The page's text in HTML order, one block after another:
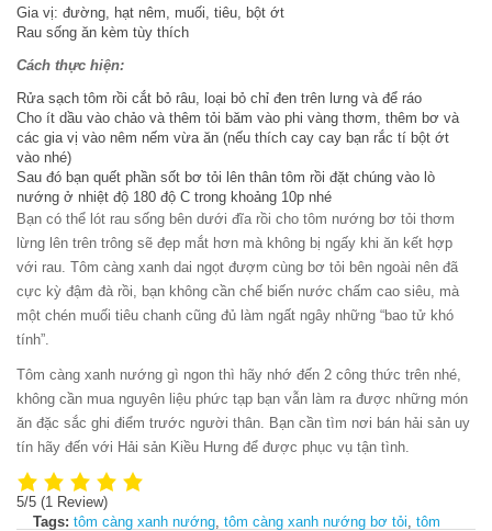
Gia vị: đường, hạt nêm, muối, tiêu, bột ớt
Rau sống ăn kèm tùy thích
Cách thực hiện:
Rửa sạch tôm rồi cắt bỏ râu, loại bỏ chỉ đen trên lưng và để ráo
Cho ít dầu vào chảo và thêm tỏi băm vào phi vàng thơm, thêm bơ và
các gia vị vào nêm nếm vừa ăn (nếu thích cay cay bạn rắc tí bột ớt
vào nhé)
Sau đó bạn quết phần sốt bơ tỏi lên thân tôm rồi đặt chúng vào lò
nướng ở nhiệt độ 180 độ C trong khoảng 10p nhé
Bạn có thể lót rau sống bên dưới đĩa rồi cho tôm nướng bơ tỏi thơm
lừng lên trên trông sẽ đẹp mắt hơn mà không bị ngấy khi ăn kết hợp
với rau. Tôm càng xanh dai ngọt đượm cùng bơ tỏi bên ngoài nên đã
cực kỳ đậm đà rồi, bạn không cần chế biến nước chấm cao siêu, mà
một chén muối tiêu chanh cũng đủ làm ngất ngây những “bao tử khó
tính”.
Tôm càng xanh nướng gì ngon thì hãy nhớ đến 2 công thức trên nhé,
không cần mua nguyên liệu phức tạp bạn vẫn làm ra được những món
ăn đặc sắc ghi điểm trước người thân. Bạn cần tìm nơi bán hải sản uy
tín hãy đến với Hải sản Kiều Hưng để được phục vụ tận tình.
5/5 (1 Review)
Tags: tôm càng xanh nướng tôm càng xanh nướng bơ tỏi tôm